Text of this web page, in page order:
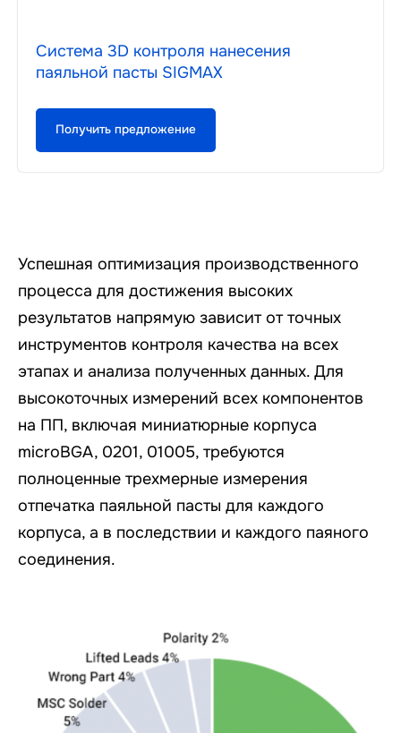
Система 3D контроля нанесения
паяльной пасты SIGMAX
Получить предложение
Успешная оптимизация производственного
процесса для достижения высоких
результатов напрямую зависит от точных
инструментов контроля качества на всех
этапах и анализа полученных данных. Для
высокоточных измерений всех компонентов
на ПП, включая миниатюрные корпуса
microBGA, 0201, 01005, требуются
полноценные трехмерные измерения
отпечатка паяльной пасты для каждого
корпуса, а в последствии и каждого паяного
соединения.